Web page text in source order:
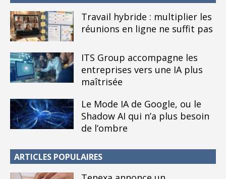
Travail hybride : multiplier les
réunions en ligne ne suffit pas
ITS Group accompagne les
entreprises vers une IA plus
maîtrisée
Le Mode IA de Google, ou le
Shadow AI qui n’a plus besoin
de l’ombre
ARTICLES POPULAIRES